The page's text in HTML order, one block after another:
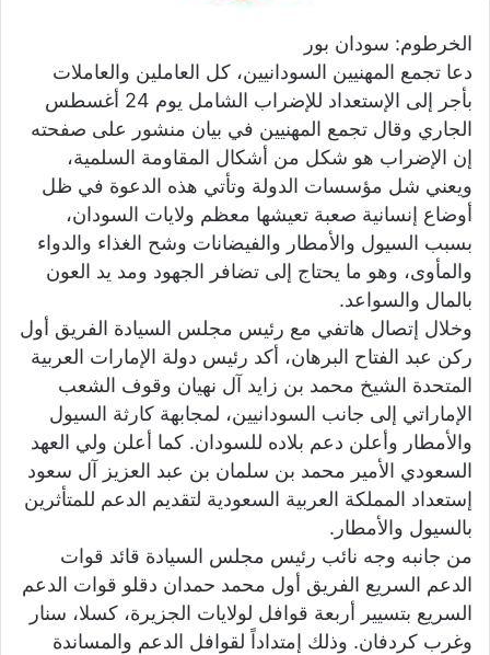
الخرطوم: سودان بور
دعا تجمع المهنيين السودانيين، كل العاملين والعاملات
بأجر إلى الإستعداد للإضراب الشامل يوم 24 أغسطس
الجاري وقال تجمع المهنيين في بيان منشور على صفحته
إن الإضراب هو شكل من أشكال المقاومة السلمية،
ويعني شل مؤسسات الدولة وتأتي هذه الدعوة في ظل
أوضاع إنسانية صعبة تعيشها معظم ولايات السودان،
بسبب السيول والأمطار والفيضانات وشح الغذاء والدواء
والمأوى، وهو ما يحتاج إلى تضافر الجهود ومد يد العون
بالمال والسواعد.
وخلال إتصال هاتفي مع رئيس مجلس السيادة الفريق أول
ركن عبد الفتاح البرهان، أكد رئيس دولة الإمارات العربية
المتحدة الشيخ محمد بن زايد آل نهيان وقوف الشعب
الإماراتي إلى جانب السودانيين، لمجابهة كارثة السيول
والأمطار وأعلن دعم بلاده للسودان. كما أعلن ولي العهد
السعودي الأمير محمد بن سلمان بن عبد العزيز آل سعود
إستعداد المملكة العربية السعودية لتقديم الدعم للمتأثرين
بالسيول والأمطار.
من جانبه وجه نائب رئيس مجلس السيادة قائد قوات
الدعم السريع الفريق أول محمد حمدان دقلو قوات الدعم
السريع بتسيير أربعة قوافل لولايات الجزيرة، كسلا، سنار
وغرب كردفان. وذلك إمتداداً لقوافل الدعم والمساندة